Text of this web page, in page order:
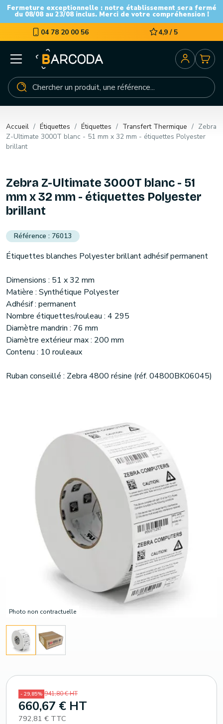
Fermeture exceptionnelle : notre établissement sera fermé
du 08/08 au 23/08 inclus. Merci de votre compréhension !
04 78 20 00 56 4,9 / 5
Accueil Étiquettes Étiquettes Transfert Thermique
Zebra
Z-Ultimate 3000T blanc - 51 mm x 32 mm - étiquettes Polyester
brillant
Photo non contractuelle
Zebra Z-Ultimate 3000T blanc - 51
mm x 32 mm - étiquettes Polyester
brillant
76013
Étiquettes blanches Polyester brillant adhésif permanent
Dimensions : 51 x 32 mm
Matière : Synthétique Polyester
Adhésif : permanent
Nombre étiquettes/rouleau : 4 295
Diamètre mandrin : 76 mm
Diamètre extérieur max : 200 mm
Contenu : 10 rouleaux
Ruban conseillé : Zebra 4800 résine (réf. 04800BK06045)
- 29,85% 941,80 € HT
660,67 € HT
792,81 € TTC